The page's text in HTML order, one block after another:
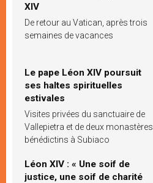
XIV
De retour au Vatican, après trois
semaines de vacances
Le pape Léon XIV poursuit
ses haltes spirituelles
estivales
Visites privées du sanctuaire de
Vallepietra et de deux monastères
bénédictins à Subiaco
Léon XIV : « Une soif de
justice, une soif de charité